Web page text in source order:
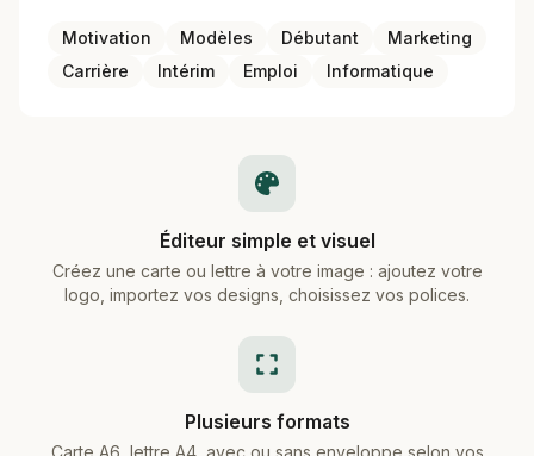
Motivation Modèles Débutant
Marketing
Carrière
Intérim Emploi Informatique
Éditeur simple et visuel
Créez une carte ou lettre à votre image : ajoutez votre
logo, importez vos designs, choisissez vos polices.
Plusieurs formats
Carte A6, lettre A4, avec ou sans enveloppe selon vos